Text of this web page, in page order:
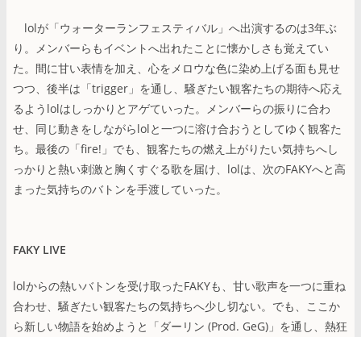
lolが「ウォーターランフェスティバル」へ出演するのは3年ぶ
り。メンバーらもイベントへ出れたことに懐かしさも覚えてい
た。間に甘い表情を加え、心をメロウな色に染め上げる面も見せ
つつ、後半は「trigger」を通し、騒ぎたい観客たちの期待へ応え
るようlolはしっかりとアゲていった。メンバーらの振りに合わ
せ、同じ動きをしながらlolと一つに溶け合おうとしてゆく観客た
ち。最後の「fire!」でも、観客たちの燃え上がりたい気持ちへし
っかりと熱い刺激と胸くすぐる歌を届け、lolは、次のFAKYへと高
まった気持ちのバトンを手渡していった。
FAKY LIVE
lolからの熱いバトンを受け取ったFAKYも、甘い歌声を一つに重ね
合わせ、騒ぎたい観客たちの気持ちへ少し切ない。でも、ここか
ら新しい物語を始めようと「ダーリン (Prod. GeG)」を通し、熱狂